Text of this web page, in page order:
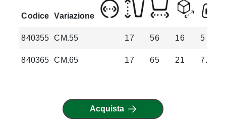
Codice Variazione
840355 CM.55 17 56 16 5
840365 CM.65 17 65 21 7.5
Acquista